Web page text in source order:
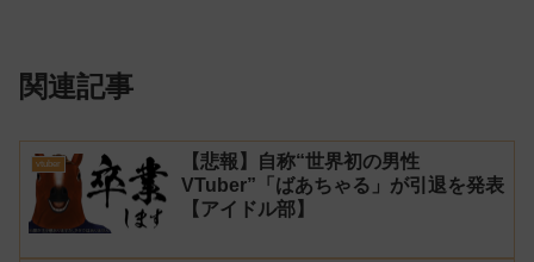
関連記事
vtuber
【悲報】自称“世界初の男性
VTuber”「ばあちゃる」が引退を発表
【アイドル部】